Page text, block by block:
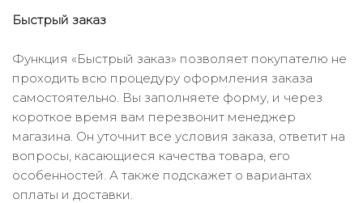
Быстрый заказ
Функция «Быстрый заказ» позволяет покупателю не
проходить всю процедуру оформления заказа
самостоятельно. Вы заполняете форму, и через
короткое время вам перезвонит менеджер
магазина. Он уточнит все условия заказа, ответит на
вопросы, касающиеся качества товара, его
особенностей. А также подскажет о вариантах
оплаты и доставки.